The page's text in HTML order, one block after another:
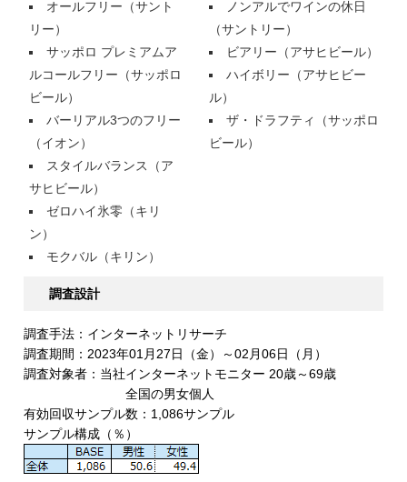
オールフリー（サント
リー）
サッポロ プレミアムア
ルコールフリー（サッポロ
ビール）
バーリアル3つのフリー
（イオン）
スタイルバランス（ア
サヒビール）
ゼロハイ氷零（キリ
ン）
モクバル（キリン）
ノンアルでワインの休日
（サントリー）
ビアリー（アサヒビール）
ハイボリー（アサヒビー
ル）
ザ・ドラフティ（サッポロ
ビール）
調査設計
調査手法：インターネットリサーチ
調査期間：2023年01月27日（金）～02月06日（月）
調査対象者：当社インターネットモニター 20歳～69歳
全国の男女個人
有効回収サンプル数：1,086サンプル
サンプル構成（％）